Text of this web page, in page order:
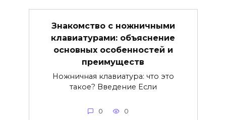
Знакомство с ножничными
клавиатурами: объяснение
основных особенностей и
преимуществ
Ножничная клавиатура: что это
такое? Введение Если
0 0